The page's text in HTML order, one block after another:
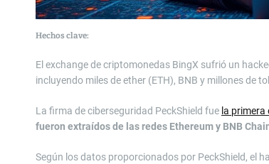
Hechos clave:
El exchange de criptomonedas BingX sufrió un
incluyendo miles de ether (ETH), BNB y millones de
La firma de ciberseguridad PeckShield fue la
fueron extraídos de las redes Ethereum y BNB
Según los datos proporcionados por PeckShield, el